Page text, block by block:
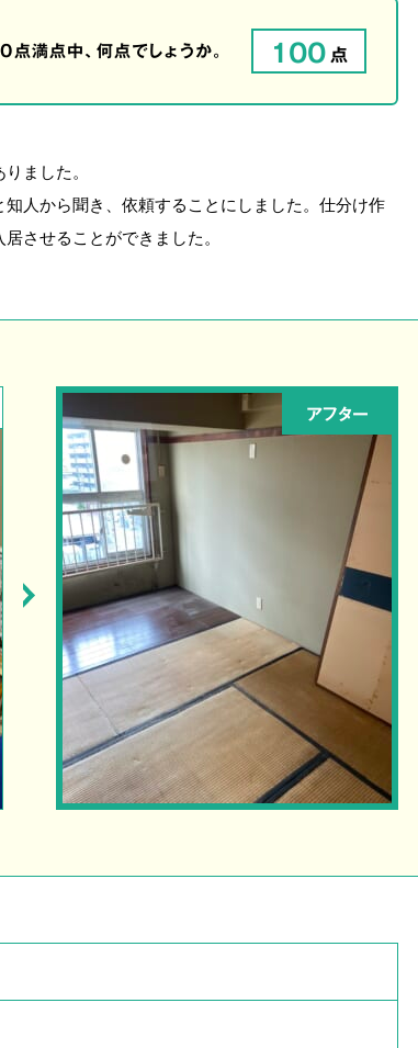
満点中、何点でしょうか。 100 点
ました。
人から聞き、依頼することにしました。仕分け作
させることができました。
アフター